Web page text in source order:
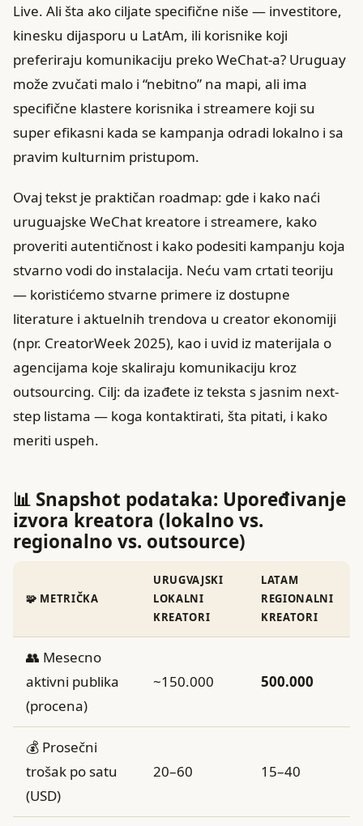
Live. Ali šta ako ciljate specifične niše — investitore,
kinesku dijasporu u LatAm, ili korisnike koji
preferiraju komunikaciju preko WeChat-a? Uruguay
može zvučati malo i “nebitno” na mapi, ali ima
specifične klastere korisnika i streamere koji su
super efikasni kada se kampanja odradi lokalno i sa
pravim kulturnim pristupom.
Ovaj tekst je praktičan roadmap: gde i kako naći
uruguajske WeChat kreatore i streamere, kako
proveriti autentičnost i kako podesiti kampanju koja
stvarno vodi do instalacija. Neću vam crtati teoriju
— koristićemo stvarne primere iz dostupne
literature i aktuelnih trendova u creator ekonomiji
(npr. CreatorWeek 2025), kao i uvid iz materijala o
agencijama koje skaliraju komunikaciju kroz
outsourcing. Cilj: da izađete iz teksta s jasnim next-
step listama — koga kontaktirati, šta pitati, i kako
meriti uspeh.
📊 Snapshot podataka: Upoređivanje
izvora kreatora (lokalno vs.
regionalno vs. outsource)
🧩 METRIČKA
URUGVAJSKI
LOKALNI
KREATORI
LATAM
REGIONALNI
KREATORI
👥 Mesecno
aktivni publika
(procena)
~150.000 500.000
💰 Prosečni
trošak po satu
(USD)
20–60 15–40